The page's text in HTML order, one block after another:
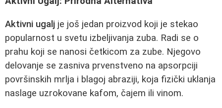
Aktivni ugalj je još jedan proizvod koji je stekao
popularnost u svetu izbeljivanja zuba. Radi se o
prahu koji se nanosi četkicom za zube. Njegovo
delovanje se zasniva prvenstveno na apsorpciji
površinskih mrlja i blagoj abraziji, koja fizički uklanja
naslage uzrokovane kafom, čajem ili vinom.